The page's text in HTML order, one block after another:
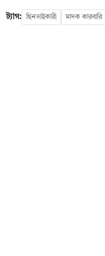
ট্যাগ: ছিনতাইকারী মাদক কারবারি